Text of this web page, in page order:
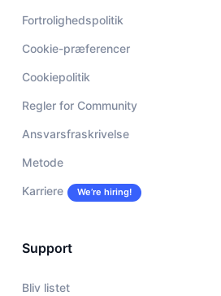
Fortrolighedspolitik
Cookie-præferencer
Cookiepolitik
Regler for Community
Ansvarsfraskrivelse
Metode
Karriere We’re hiring!
Support
Bliv listet